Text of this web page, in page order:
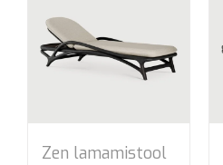
Zen lamamistool